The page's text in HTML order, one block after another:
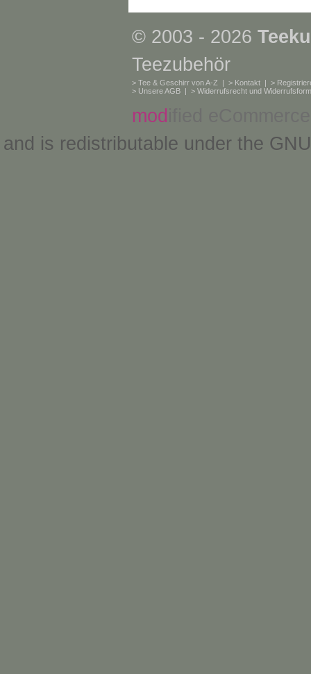
© 2003 - 2026
Teezubehör
> Tee & Geschirr von A-Z | > Kontakt | >
> Unsere AGB | > Widerrufsrecht und
mod
and is redistributable under the